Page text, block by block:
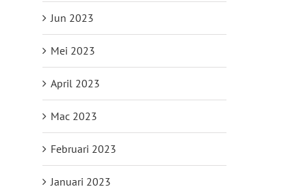
Jun 2023
Mei 2023
April 2023
Mac 2023
Februari 2023
Januari 2023